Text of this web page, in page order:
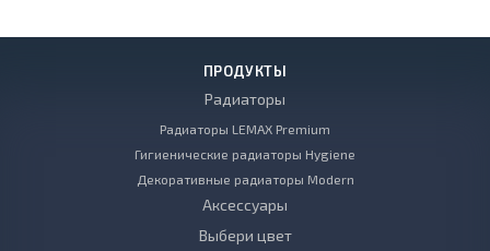
ПРОДУКТЫ
Радиаторы
Радиаторы LEMAX Premium
Гигиенические радиаторы Hygiene
Декоративные радиаторы Modern
Аксессуары
Выбери цвет